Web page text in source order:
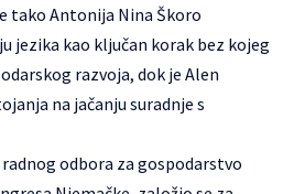
tako Antonija Nina Škoro
jezika kao ključan korak bez kojeg
razvoja, dok je Alen
na jačanju suradnje s
odbora za gospodarstvo